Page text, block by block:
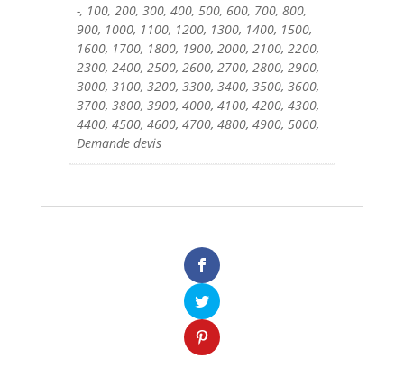
-, 100, 200, 300, 400, 500, 600, 700, 800,
900, 1000, 1100, 1200, 1300, 1400, 1500,
1600, 1700, 1800, 1900, 2000, 2100, 2200,
2300, 2400, 2500, 2600, 2700, 2800, 2900,
3000, 3100, 3200, 3300, 3400, 3500, 3600,
3700, 3800, 3900, 4000, 4100, 4200, 4300,
4400, 4500, 4600, 4700, 4800, 4900, 5000,
Demande devis